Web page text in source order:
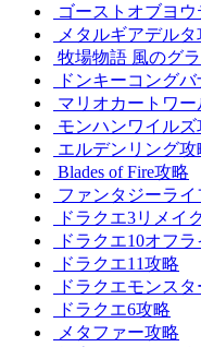
ゴーストオブヨウ
メタルギアデルタ
牧場物語 風のグ
ドンキーコング
マリオカートワー
モンハンワイルズ
エルデンリング攻
Blades of Fire攻略
ファンタジーライ
ドラクエ3リメイ
ドラクエ10オフ
ドラクエ11攻略
ドラクエモンス
ドラクエ6攻略
メタファー攻略